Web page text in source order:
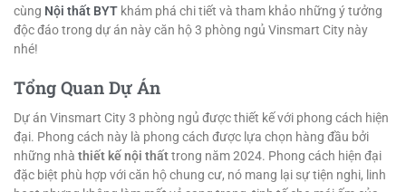
cùng Nội thất BYT khám phá chi tiết và tham khảo những ý tưởng
độc đáo trong dự án này căn hộ 3 phòng ngủ Vinsmart City này
nhé!
Tổng Quan Dự Án
Dự án Vinsmart City 3 phòng ngủ được thiết kế với phong cách hiện
đại. Phong cách này là phong cách được lựa chọn hàng đầu bởi
những nhà thiết kế nội thấttrong năm 2024. Phong cách hiện đại
đặc biệt phù hợp với căn hộ chung cư, nó mang lại sự tiện nghi, linh